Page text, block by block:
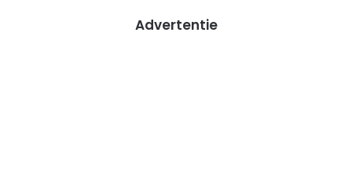
Advertentie